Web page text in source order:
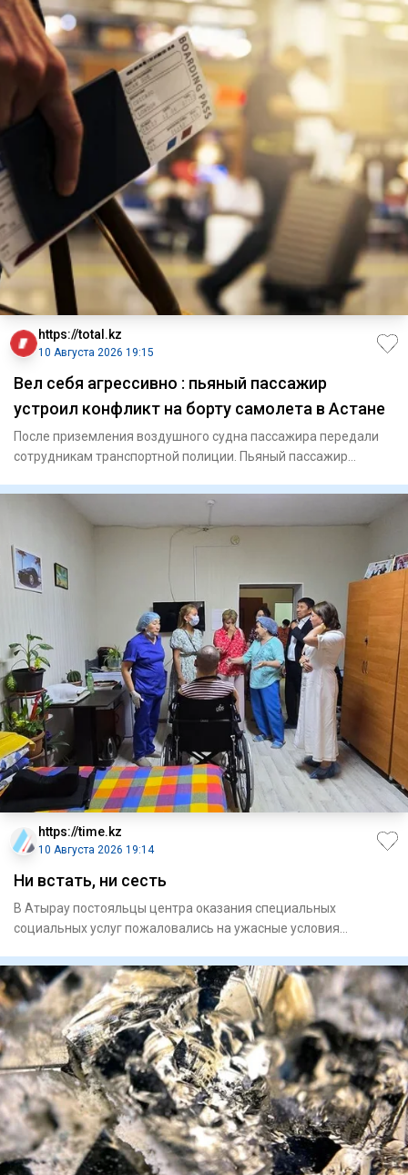
https://total.kz
10 Августа 2026 19:15
Вел себя агрессивно : пьяный пассажир
устроил конфликт на борту самолета в Астане
После приземления воздушного судна пассажира передали
сотрудникам транспортной полиции. Пьяный пассажир
https://time.kz
10 Августа 2026 19:14
Ни встать, ни сесть
В Атырау постояльцы центра оказания специальных
социальных услуг пожаловались на ужасные условия